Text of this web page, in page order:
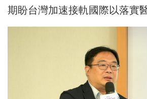
期盼台灣加速接軌國際以落實